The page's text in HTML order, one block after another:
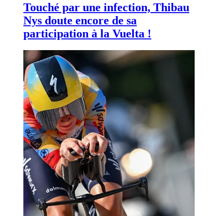
Touché par une infection, Thibau
Nys doute encore de sa
participation à la Vuelta !